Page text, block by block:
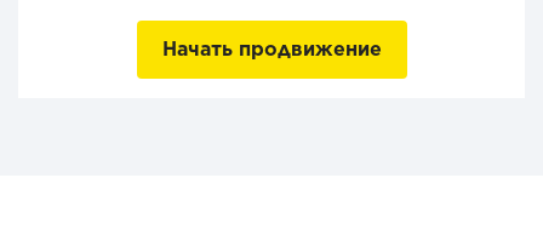
Начать продвижение